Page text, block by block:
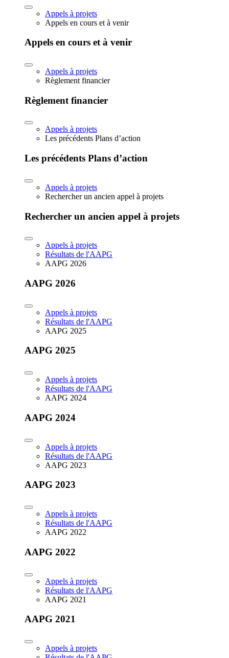
Appels à projets
Appels en cours et à venir
Appels en cours et à venir
Appels à projets
Règlement financier
Règlement financier
Appels à projets
Les précédents Plans d’action
Les précédents Plans d’action
Appels à projets
Rechercher un ancien appel à projets
Rechercher un ancien appel à projets
Appels à projets
Résultats de l'AAPG
AAPG 2026
AAPG 2026
Appels à projets
Résultats de l'AAPG
AAPG 2025
AAPG 2025
Appels à projets
Résultats de l'AAPG
AAPG 2024
AAPG 2024
Appels à projets
Résultats de l'AAPG
AAPG 2023
AAPG 2023
Appels à projets
Résultats de l'AAPG
AAPG 2022
AAPG 2022
Appels à projets
Résultats de l'AAPG
AAPG 2021
AAPG 2021
Appels à projets